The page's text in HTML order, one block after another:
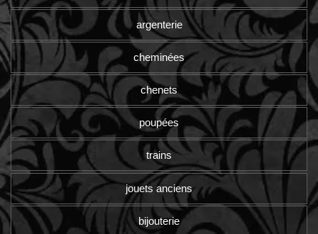
argenterie
cheminées
chenets
poupées
trains
jouets anciens
bijouterie